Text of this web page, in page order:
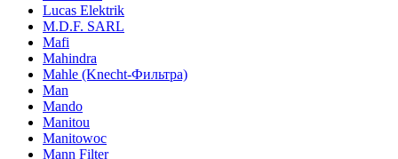
Lucas Elektrik
M.D.F. SARL
Mafi
Mahindra
Mahle (Knecht-Фильтра)
Man
Mando
Manitou
Manitowoc
Mann Filter